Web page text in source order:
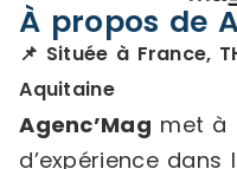
À propos de
📌 Située à France,
Aquitaine
Agenc’Mag met à
d’expérience